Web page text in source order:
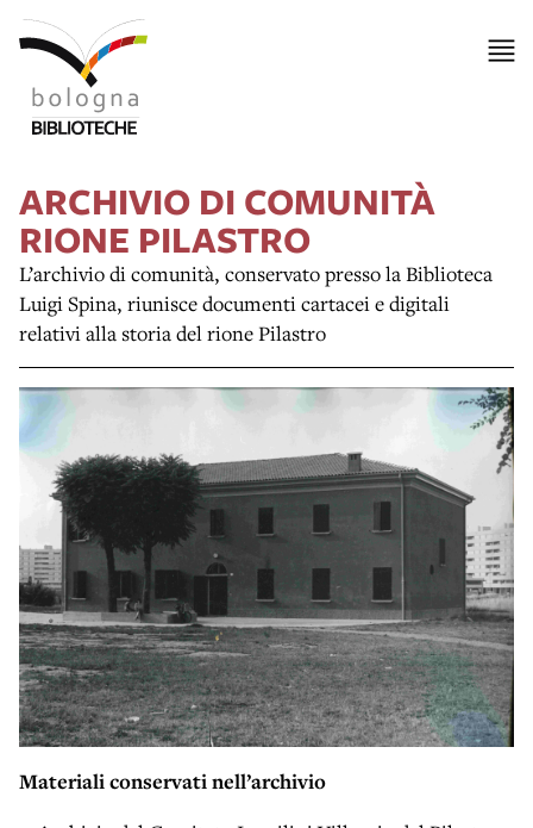
ARCHIVIO DI COMUNITÀ
RIONE PILASTRO
L’archivio di comunità, conservato presso la Biblioteca
Luigi Spina, riunisce documenti cartacei e digitali
relativi alla storia del rione Pilastro
Materiali conservati nell’archivio